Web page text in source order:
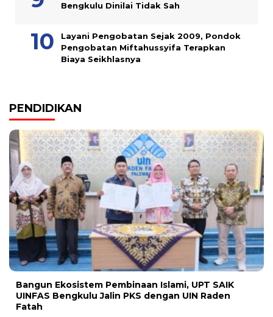
Bengkulu Dinilai Tidak Sah
Layani Pengobatan Sejak 2009, Pondok
Pengobatan Miftahussyifa Terapkan
Biaya Seikhlasnya
PENDIDIKAN
Bangun Ekosistem Pembinaan Islami, UPT SAIK
UINFAS Bengkulu Jalin PKS dengan UIN Raden
Fatah